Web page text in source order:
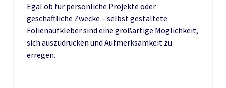
Egal ob für persönliche Projekte oder
geschäftliche Zwecke – selbst gestaltete
Folienaufkleber sind eine großartige Möglichkeit,
sich auszudrücken und Aufmerksamkeit zu
erregen.